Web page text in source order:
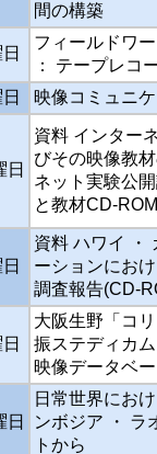
間の構築
フィールドワ
： テープレコ
映像コミュニ
日
資料 インター
びその映像教
ネット実験公
と教材CD-
資料 ハワイ ・
ーションにお
調査報告(CD-
大阪生野「コ
振ステディカ
映像データベ
日
日常世界にお
ンボジア ・ ラ
トから